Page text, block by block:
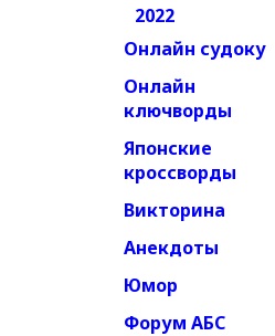
2022
Онлайн судоку
Онлайн
ключворды
Японские
кроссворды
Викторина
Анекдоты
Юмор
Форум АБС